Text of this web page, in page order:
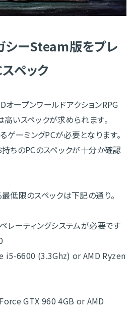
シーSteam版をプレ
ペック
オープンワールドアクションRPG
高いスペックが求められます。
ゲーミングPCが必要となります。
ちのPCのスペックが十分か確認
低限のスペックは下記の通り。
レーティングシステムが必要です
i5-6600 (3.3Ghz) or AMD Ryzen
GTX 960 4GB or AMD